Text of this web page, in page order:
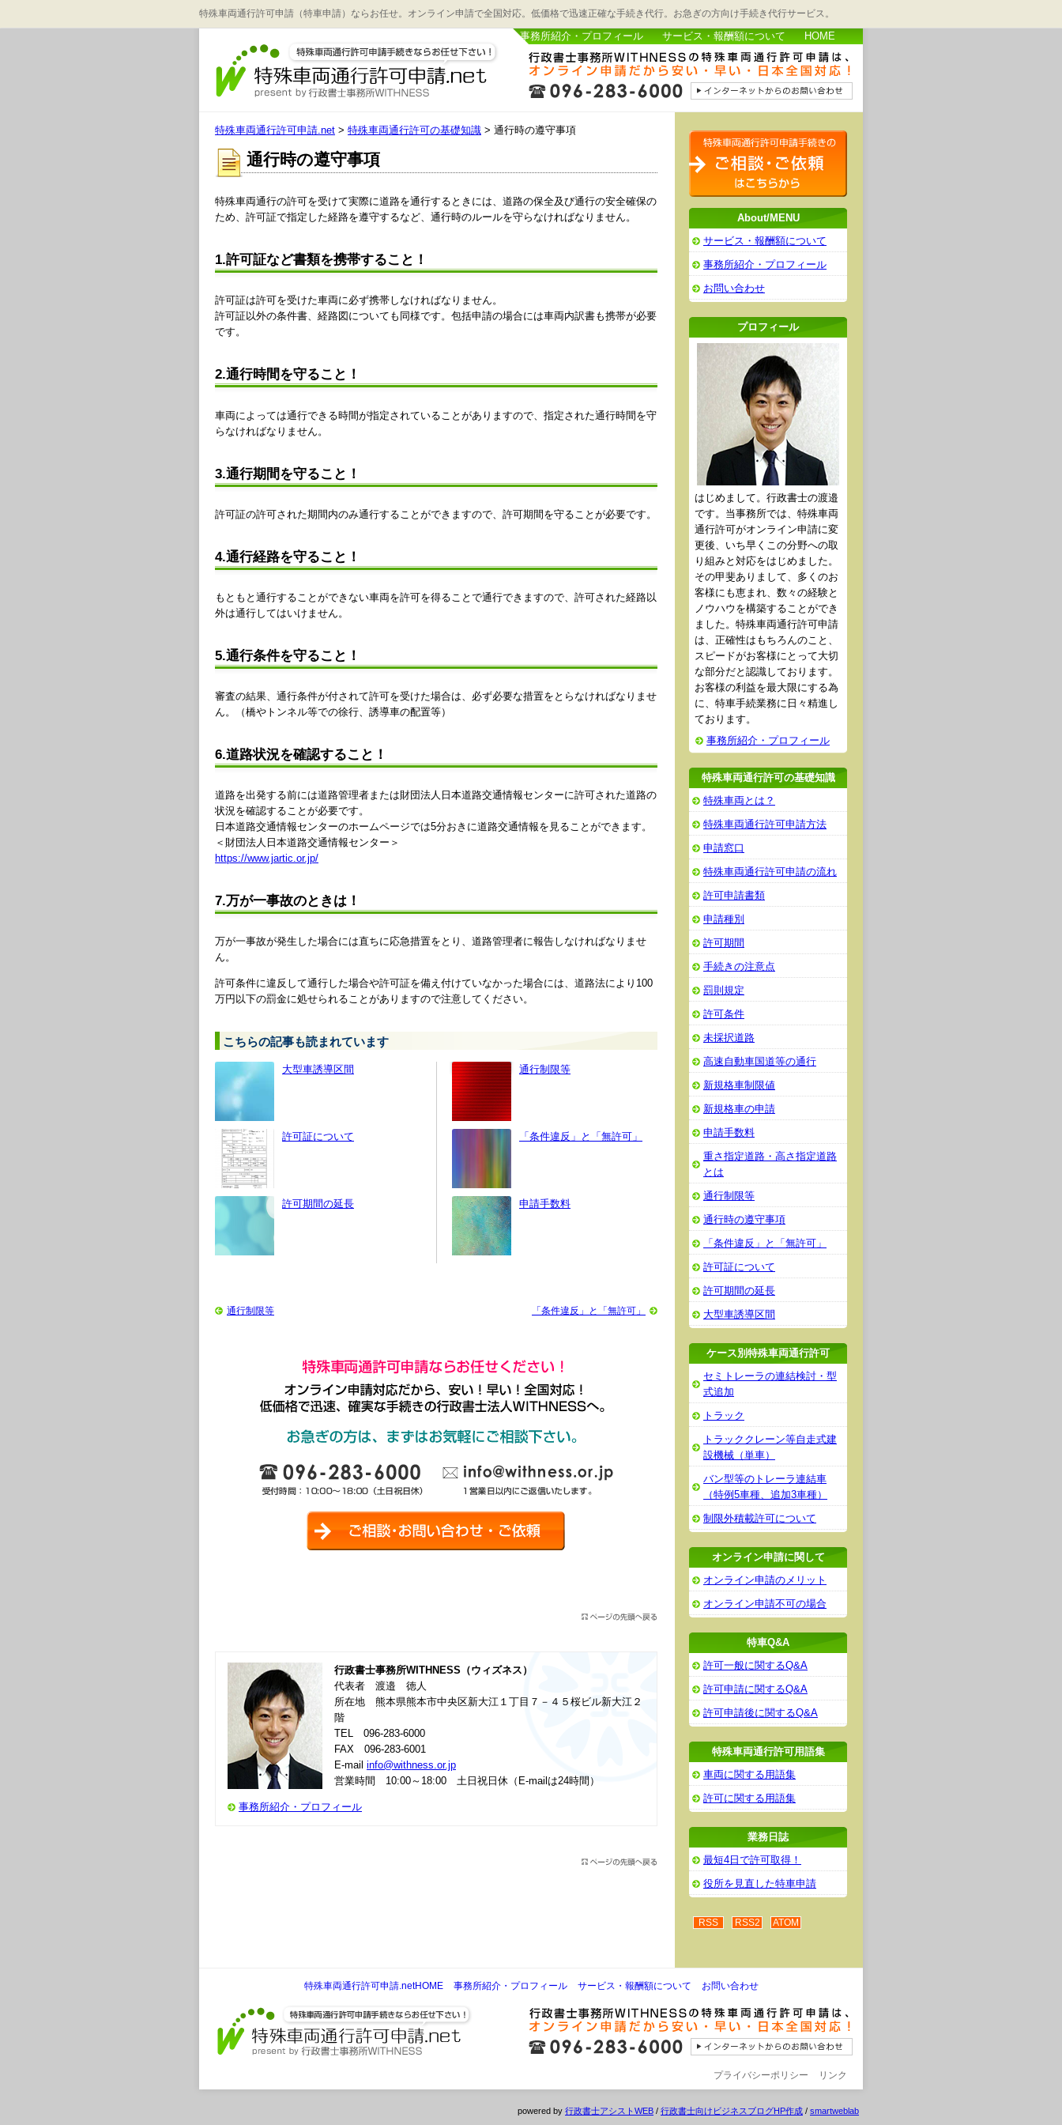
特殊車両通行許可申請（特車申請）ならお任せ。オンライン申請で全国対応。低価格で迅速正確な手続き代行。お急ぎの方向け手続き代行サービス。
事務所紹介・プロフィール サービス・報酬額について HOME
特殊車両通行許可申請.net > 特殊車両通行許可の基礎知識 > 通行時の遵守事項
通行時の遵守事項
特殊車両通行の許可を受けて実際に道路を通行するときには、道路の保全及び通行の安全確保の
ため、許可証で指定した経路を遵守するなど、通行時のルールを守らなければなりません。
1.許可証など書類を携帯すること！
許可証は許可を受けた車両に必ず携帯しなければなりません。
許可証以外の条件書、経路図についても同様です。包括申請の場合には車両内訳書も携帯が必要
です。
2.通行時間を守ること！
車両によっては通行できる時間が指定されていることがありますので、指定された通行時間を守
らなければなりません。
3.通行期間を守ること！
許可証の許可された期間内のみ通行することができますので、許可期間を守ることが必要です。
4.通行経路を守ること！
もともと通行することができない車両を許可を得ることで通行できますので、許可された経路以
外は通行してはいけません。
5.通行条件を守ること！
審査の結果、通行条件が付されて許可を受けた場合は、必ず必要な措置をとらなければなりませ
ん。（橋やトンネル等での徐行、誘導車の配置等）
6.道路状況を確認すること！
道路を出発する前には道路管理者または財団法人日本道路交通情報センターに許可された道路の
状況を確認することが必要です。
日本道路交通情報センターのホームページでは5分おきに道路交通情報を見ることができます。
＜財団法人日本道路交通情報センター＞
https://www.jartic.or.jp/
7.万が一事故のときは！
万が一事故が発生した場合には直ちに応急措置をとり、道路管理者に報告しなければなりませ
ん。
許可条件に違反して通行した場合や許可証を備え付けていなかった場合には、道路法により100
万円以下の罰金に処せられることがありますので注意してください。
こちらの記事も読まれています
大型車誘導区間
許可証について
許可期間の延長
通行制限等
「条件違反」と「無許可」
申請手数料
通行制限等 「条件違反」と「無許可」
行政書士事務所WITHNESS（ウィズネス）
代表者 渡邉 徳人
所在地 熊本県熊本市中央区新大江１丁目７－４５桜ビル新大江２
階
TEL 096-283-6000
FAX 096-283-6001
E-mail info@withness.or.jp
営業時間 10:00～18:00 土日祝日休（E-mailは24時間）
事務所紹介・プロフィール
About/MENU
サービス・報酬額について
事務所紹介・プロフィール
お問い合わせ
プロフィール
はじめまして。行政書士の渡邉
です。当事務所では、特殊車両
通行許可がオンライン申請に変
更後、いち早くこの分野への取
り組みと対応をはじめました。
その甲斐ありまして、多くのお
客様にも恵まれ、数々の経験と
ノウハウを構築することができ
ました。特殊車両通行許可申請
は、正確性はもちろんのこと、
スピードがお客様にとって大切
な部分だと認識しております。
お客様の利益を最大限にする為
に、特車手続業務に日々精進し
ております。
事務所紹介・プロフィール
特殊車両通行許可の基礎知識
特殊車両とは？
特殊車両通行許可申請方法
申請窓口
特殊車両通行許可申請の流れ
許可申請書類
申請種別
許可期間
手続きの注意点
罰則規定
許可条件
未採択道路
高速自動車国道等の通行
新規格車制限値
新規格車の申請
申請手数料
重さ指定道路・高さ指定道路
とは
通行制限等
通行時の遵守事項
「条件違反」と「無許可」
許可証について
許可期間の延長
大型車誘導区間
ケース別特殊車両通行許可
セミトレーラの連結検討・型
式追加
トラック
トラッククレーン等自走式建
設機械（単車）
バン型等のトレーラ連結車
（特例5車種、追加3車種）
制限外積載許可について
オンライン申請に関して
オンライン申請のメリット
オンライン申請不可の場合
特車Q&A
許可一般に関するQ&A
許可申請に関するQ&A
許可申請後に関するQ&A
特殊車両通行許可用語集
車両に関する用語集
許可に関する用語集
業務日誌
最短4日で許可取得！
役所を見直した特車申請
RSS RSS2 ATOM
特殊車両通行許可申請.netHOME 事務所紹介・プロフィール サービス・報酬額について お問い合わせ
プライバシーポリシー リンク
powered by 行政書士アシストWEB / 行政書士向けビジネスブログHP作成 / smartweblab